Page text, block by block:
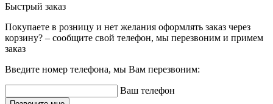
Быстрый заказ
Покупаете в розницу и нет желания оформлять заказ через
корзину? – сообщите свой телефон, мы перезвоним и примем
заказ
Введите номер телефона, мы Вам перезвоним:
Ваш телефон